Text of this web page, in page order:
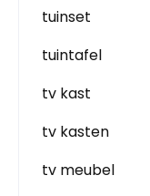
tuinset
tuintafel
tv kast
tv kasten
tv meubel